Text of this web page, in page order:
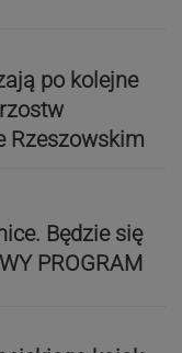
po kolejne
Rzeszowskim
Będzie się
PROGRAM